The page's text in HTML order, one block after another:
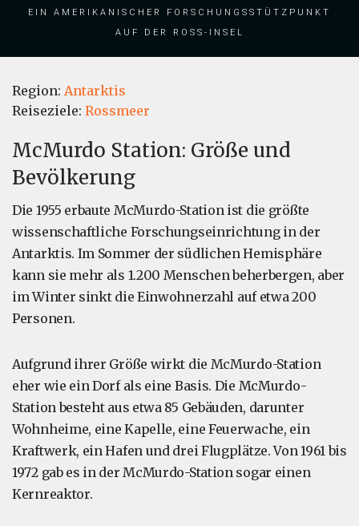
ein amerikanischer Forschungsstützpunkt
auf der Ross-Insel
Region: Antarktis
Reiseziele: Rossmeer
McMurdo Station: Größe und
Bevölkerung
Die 1955 erbaute McMurdo-Station ist die größte
wissenschaftliche Forschungseinrichtung in der
Antarktis. Im Sommer der südlichen Hemisphäre
kann sie mehr als 1.200 Menschen beherbergen, aber
im Winter sinkt die Einwohnerzahl auf etwa 200
Personen.
Aufgrund ihrer Größe wirkt die McMurdo-Station
eher wie ein Dorf als eine Basis. Die McMurdo-
Station besteht aus etwa 85 Gebäuden, darunter
Wohnheime, eine Kapelle, eine Feuerwache, ein
Kraftwerk, ein Hafen und drei Flugplätze. Von 1961 bis
1972 gab es in der McMurdo-Station sogar einen
Kernreaktor.